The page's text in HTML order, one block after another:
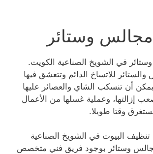
وستائر
في الشويخ الصناعية الكويت.
للاتساخ الدائم وتتعشق فيها
ويمكن أن تنسكب الشاي والعصائر عليها
إزالتها، وعملية غسلها من الأعمال
وقتا طويلا.
البيوت في الشويخ الصناعية
وستائر بوجود فريق فني متخصص